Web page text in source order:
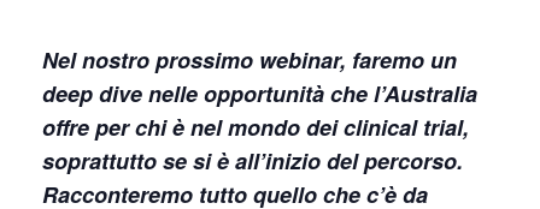
Nel nostro prossimo webinar, faremo un
deep dive nelle opportunità che l’Australia
offre per chi è nel mondo dei clinical trial,
soprattutto se si è all’inizio del percorso.
Racconteremo tutto quello che c’è da